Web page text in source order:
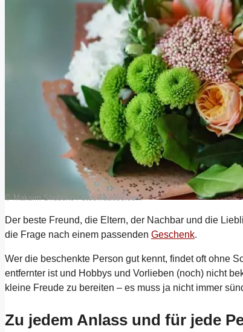
© Maksim Shebeko / stock.adobe.com
Der beste Freund, die Eltern, der Nachbar und die
die Frage nach einem passenden Geschenk.
Wer die beschenkte Person gut kennt, findet oft ohne
entfernter ist und Hobbys und Vorlieben (noch) nicht
kleine Freude zu bereiten – es muss ja nicht immer
Zu jedem Anlass und für jede